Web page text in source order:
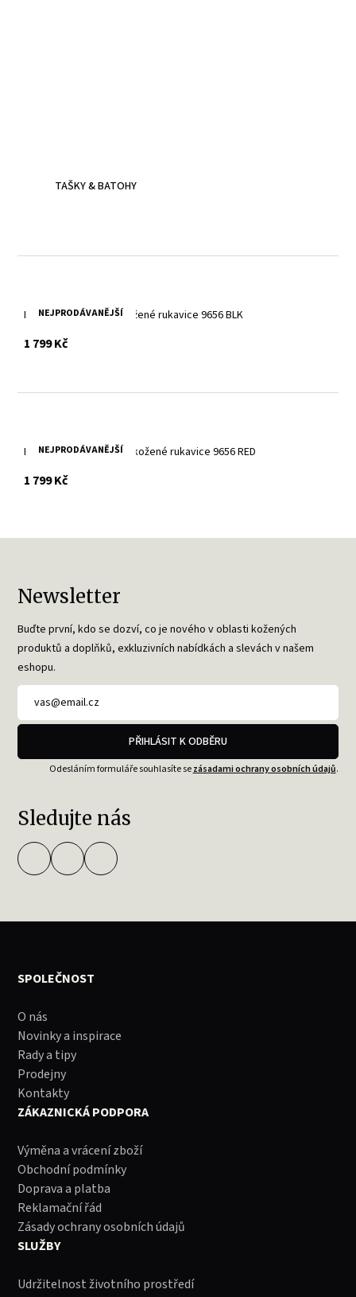
TAŠKY & BATOHY
NEJPRODÁVANĚJŠÍ
Dámské černé zimní kožené rukavice 9656 BLK
1 799 Kčs DPH
NEJPRODÁVANĚJŠÍ
Dámské zimní červené kožené rukavice 9656 RED
1 799 Kčs DPH
Newsletter
Buďte první, kdo se dozví, co je nového v oblasti kožených
produktů a doplňků, exkluzivních nabídkách a slevách v našem
eshopu.
PŘIHLÁSIT K ODBĚRU
Odesláním formuláře souhlasíte sezásadami ochrany osobních údajů.
Sledujte nás
SPOLEČNOST
O nás
Novinky a inspirace
Rady a tipy
Prodejny
Kontakty
ZÁKAZNICKÁ PODPORA
Výměna a vrácení zboží
Obchodní podmínky
Doprava a platba
Reklamační řád
Zásady ochrany osobních údajů
SLUŽBY
Udržitelnost životního prostředí